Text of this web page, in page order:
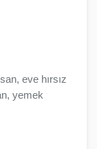
eve hırsız
yemek